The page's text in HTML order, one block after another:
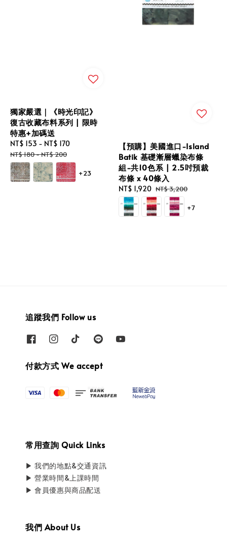
獨家嚴選｜《時光印記》
復古收藏布料系列 | 限時
特惠+加碼送
Sale
price
NT$ 153 - NT$ 170
NT$ 180-NT$ 200
+23
【預購】美國進口-Island
Batik 基礎漸層蠟染布條
組-共10色系 | 2.5吋預裁
布條 x 40條入
Sale
price
NT$ 1,920 Regular
price
NT$ 3,200
+7
追蹤我們 Follow us
付款方式 We accept
常用查詢 Quick Links
▶ 我們的地點&交通資訊
▶ 營業時間&上課時間
▶ 會員優惠與商品配送
我們 About Us